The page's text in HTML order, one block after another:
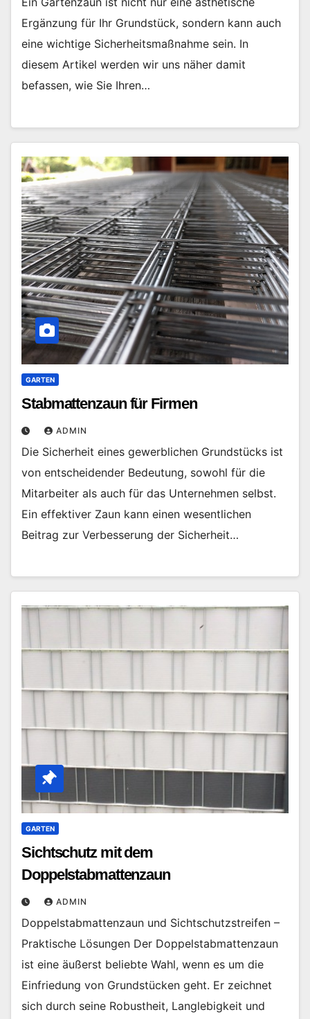
Ergänzung für Ihr Grundstück, sondern kann auch
eine wichtige Sicherheitsmaßnahme sein. In
diesem Artikel werden wir uns näher damit
befassen, wie Sie Ihren…
GARTEN
Stabmattenzaun für Firmen
ADMIN
Die Sicherheit eines gewerblichen Grundstücks ist
von entscheidender Bedeutung, sowohl für die
Mitarbeiter als auch für das Unternehmen selbst.
Ein effektiver Zaun kann einen wesentlichen
Beitrag zur Verbesserung der Sicherheit…
GARTEN
Sichtschutz mit dem
Doppelstabmattenzaun
ADMIN
Doppelstabmattenzaun und Sichtschutzstreifen –
Praktische Lösungen Der Doppelstabmattenzaun
ist eine äußerst beliebte Wahl, wenn es um die
Einfriedung von Grundstücken geht. Er zeichnet
sich durch seine Robustheit, Langlebigkeit und